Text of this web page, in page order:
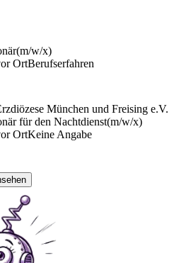
(m/w/x)
OrtBerufserfahren
München und Freising e.V.
für den Nachtdienst(m/w/x)
OrtKeine Angabe